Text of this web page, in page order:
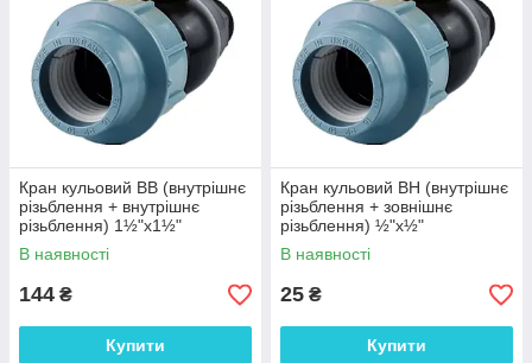
Кран кульовий ВВ (внутрішнє
різьблення + внутрішнє
різьблення) 1½"х1½"
В наявності
144 ₴
Купити
Кран кульовий ВН (внутрішнє
різьблення + зовнішнє
різьблення) ½"х½"
В наявності
25 ₴
Купити